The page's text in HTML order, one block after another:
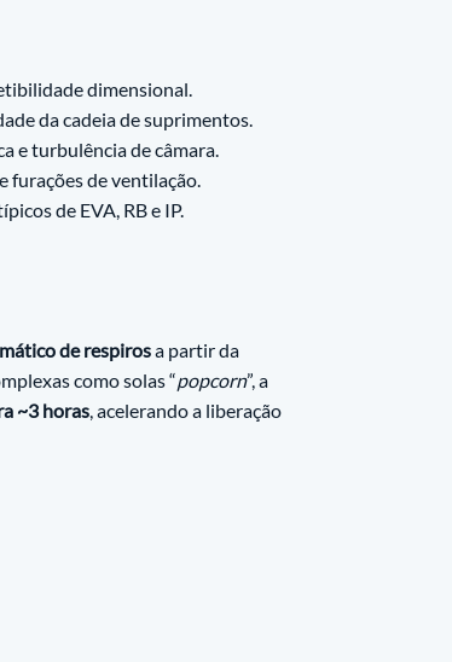
dimensional.
da cadeia de suprimentos.
e turbulência de câmara.
furações de ventilação.
de EVA, RB e IP.
de respiros a partir da
como solas “popcorn”, a
~3 horas , acelerando a liberação